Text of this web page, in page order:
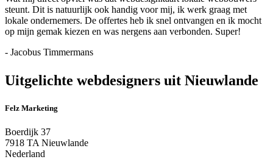
steunt. Dit is natuurlijk ook handig voor mij, ik werk graag met
lokale ondernemers. De offertes heb ik snel ontvangen en ik mocht
op mijn gemak kiezen en was nergens aan verbonden. Super!
- Jacobus Timmermans
Uitgelichte webdesigners uit Nieuwlande
Felz Marketing
Boerdijk 37
7918 TA Nieuwlande
Nederland